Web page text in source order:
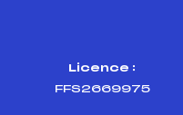
Licence :
FFS2669975